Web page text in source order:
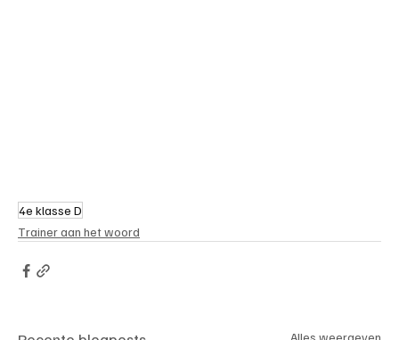
4e klasse D
Trainer aan het woord
Alles weergeven